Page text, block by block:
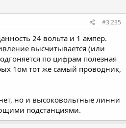
#3,235
24 вольта и 1 ампер.
высчитывается (или
по цифрам полезная
1ом тот же самый проводник,
но и высоковольтные линни
подстанциями.